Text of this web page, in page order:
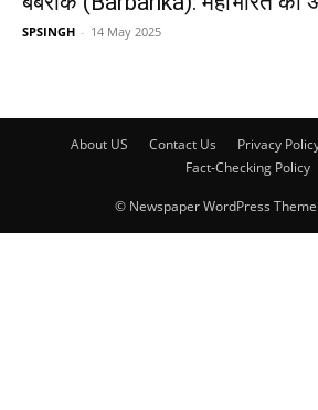
SPSINGH - 14 May 2025
About US Contact Us Privacy
Fact-Checking Policy
© Newspaper WordPress